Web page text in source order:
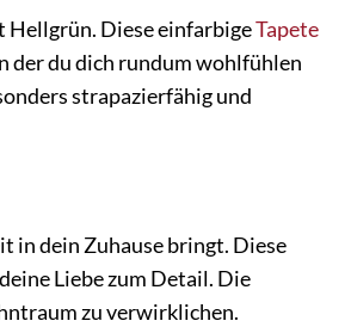
Hellgrün. Diese einfarbigeTapete
der du dich rundum wohlfühlen
strapazierfähig und
in dein Zuhause bringt. Diese
Liebe zum Detail. Die
zu verwirklichen.